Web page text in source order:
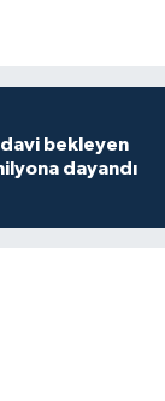
bekleyen
dayandı